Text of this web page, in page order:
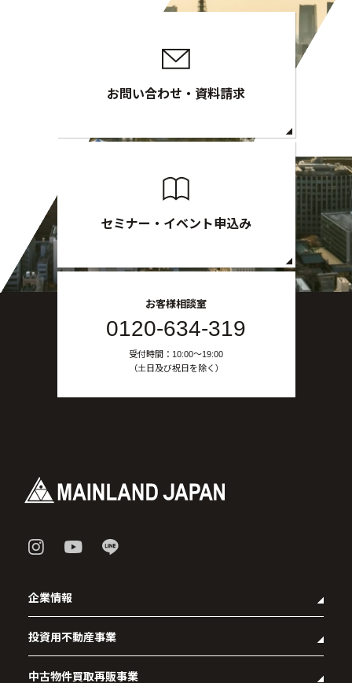
お問い合わせ・資料請求
セミナー・イベント申込み
お客様相談室
0120-634-319
受付時間：10:00〜19:00
（土日及び祝日を除く）
企業情報
- 企業理念
- 代表メッセージ
- 会社概要
投資用不動産事業
- マンション経営をお考えの方へ
中古物件買取再販事業